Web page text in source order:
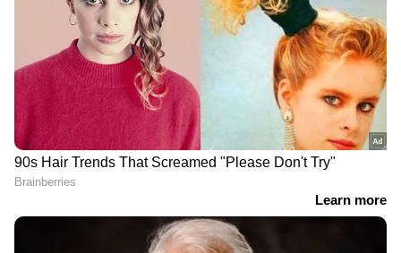
Web Desk
Follow Us